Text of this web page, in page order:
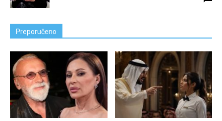
Preporučeno